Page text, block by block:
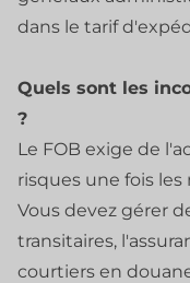
dans le tarif
Quels sont les
?
Le FOB exige de
risques une fois
Vous devez gérer
transitaires,
courtiers en